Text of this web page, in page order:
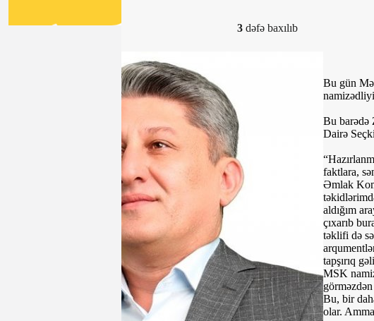
17-01-2020, 22:21 3 dəfə baxılıb
Bu gün
Bu barədə
Dairə
faktlara,
Əmlak
aldığım
çıxarıb
təklifi də
tapşırıq
MSK
Bu, bir
olar.